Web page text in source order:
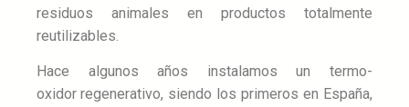
residuos animales en productos totalmente
reutilizables.
Hace algunos años instalamos un termo-
oxidor regenerativo, siendo los primeros en España,